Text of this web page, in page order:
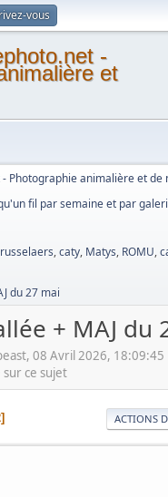
vous
-
et
Photographie animalière et de
fil par semaine et par
,caty, Matys, ROMU,
du 27 mai
+ MAJ du
08 Avril 2026, 18:09:45
ce sujet
ACTIONS